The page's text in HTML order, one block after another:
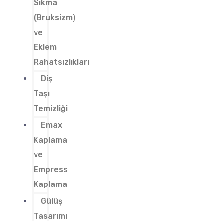
Sıkma
(Bruksizm)
ve
Eklem
Rahatsızlıkları
Diş
Taşı
Temizliği
Emax
Kaplama
ve
Empress
Kaplama
Gülüş
Tasarımı